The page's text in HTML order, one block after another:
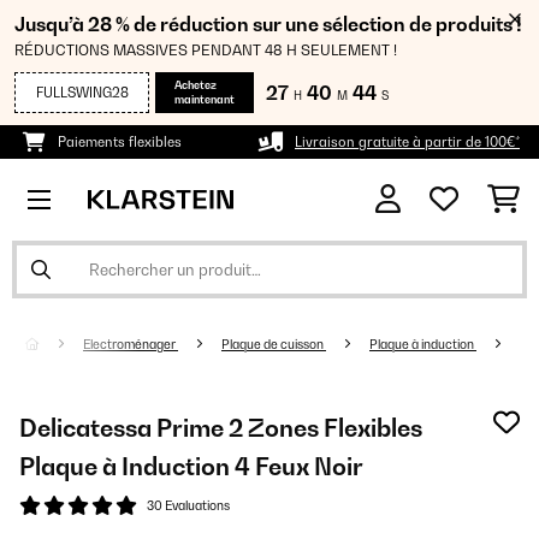
Jusqu’à 28 % de réduction sur une sélection de produits !
RÉDUCTIONS MASSIVES PENDANT 48 H SEULEMENT !
FULLSWING28
Achetez
maintenant
27 H 40 M 44 S
Paiements flexibles Livraison gratuite à partir de 100€*
Electroménager Plaque de cuisson Plaque à induction
Delicatessa Prime 2 Zones Flexibles
Plaque à Induction 4 Feux Noir
30 Evaluations